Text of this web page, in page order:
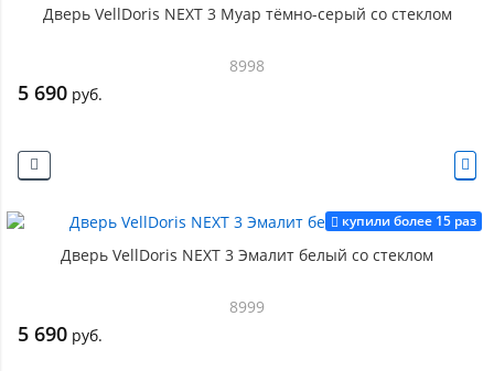
Дверь VellDoris NEXT 3 Муар тёмно-серый со стеклом
8998
5 690 руб.
купили более 15 раз
Дверь VellDoris NEXT 3 Эмалит белый со стеклом
8999
5 690 руб.